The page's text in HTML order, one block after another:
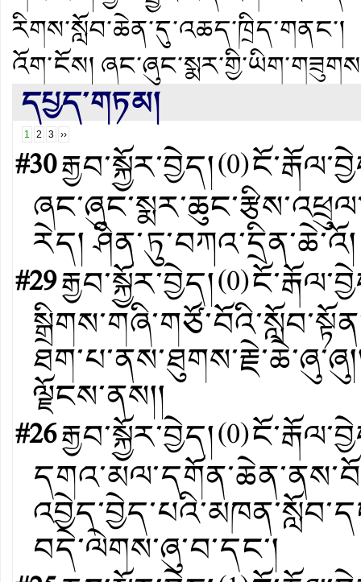
རིགས་སློབ་ཆེན་དུ་འཆད་ཁྲིད་གནང་།
འོག་ངོས།
དཔྱད་གཏམ།
1 2 3 ››
#30རྒྱབ་སྐྱོར་བྱེད།(0)
རེད།
#29རྒྱབ་སྐྱོར་བྱེད།(0)
ལྗོངས་ནས།།
#26རྒྱབ་སྐྱོར་བྱེད།(0)
བདེ་ལེགས་ཞུ་བ་དང་།